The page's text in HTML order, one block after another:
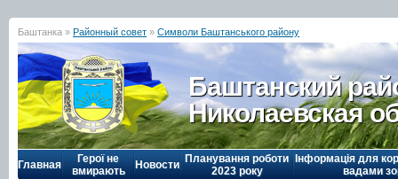
Баштанка » Районный совет » Символи Баштанського району
Баштанский
Николаевская
Главная
Герої не
вмирають
Новости Планування роботи
2023 року
Інформація для
вадами